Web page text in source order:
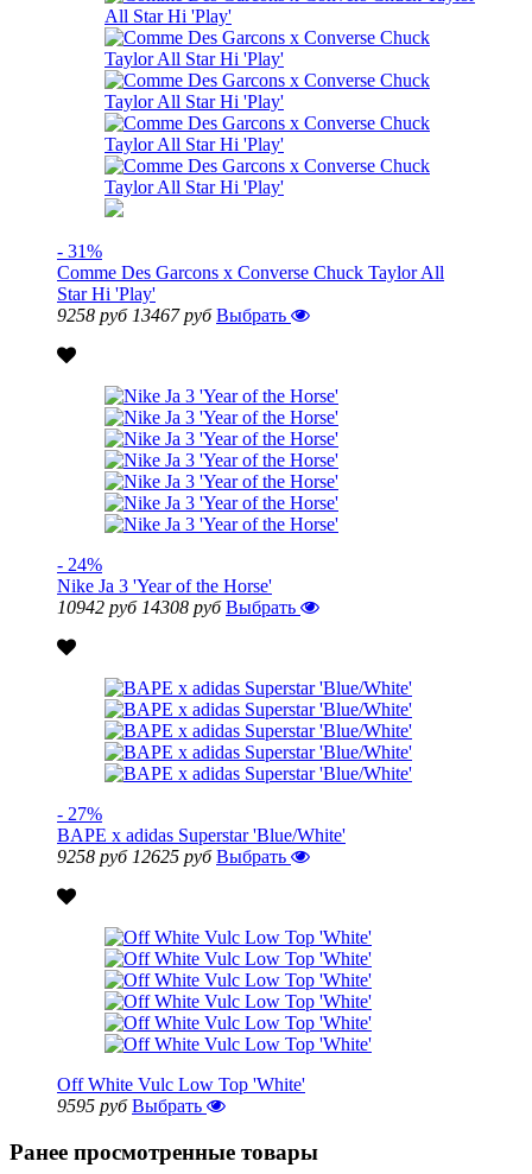
- 31%
Comme Des Garcons x Converse Chuck Taylor All
Star Hi 'Play'
9258 руб 13467 руб Выбрать
- 24%
Nike Ja 3 'Year of the Horse'
10942 руб 14308 руб Выбрать
- 27%
BAPE x adidas Superstar 'Blue/White'
9258 руб 12625 руб Выбрать
Off White Vulc Low Top 'White'
9595 руб Выбрать
Ранее просмотренные товары